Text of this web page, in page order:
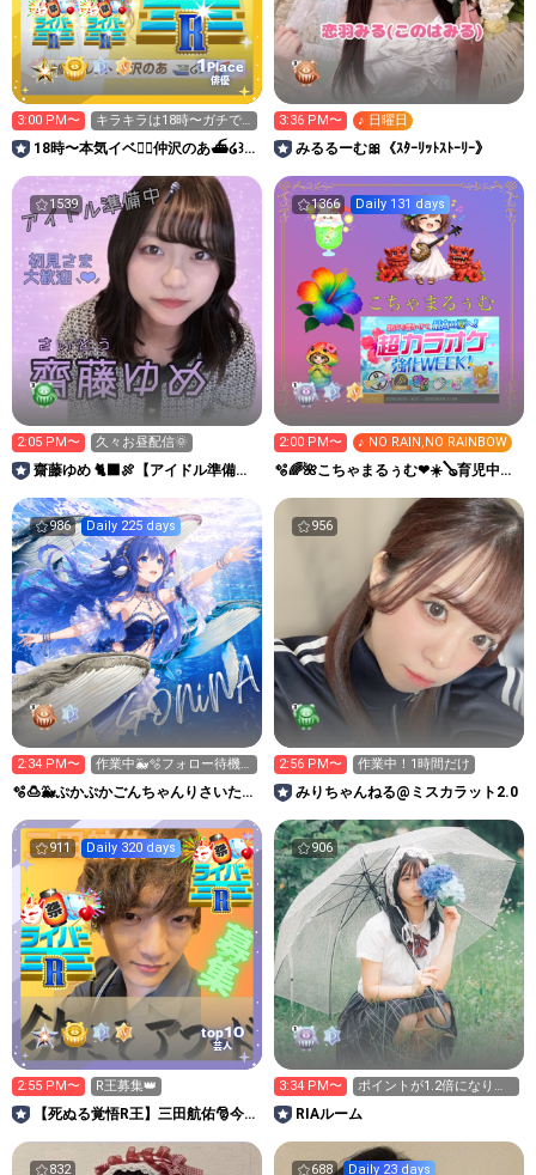
1 Place
俳優
3:00 PM〜
キラキラは18時〜ガチで
下さると嬉しいです🥹
18時〜本気イベ❤️‍🔥仲沢のあ⛴໒꒱·
3:36 PM〜 ♪ 日曜日
みるるーむ🎀《ｽﾀｰﾘｯﾄｽﾄｰﾘｰ》
1539
2:05 PM〜 久々お昼配信🌞
齋藤ゆめ 🐈‍⬛🍖【アイドル準備
1366 Daily 131 days
2:00 PM〜 ♪ NO RAIN,NO RAINBOW
🫧🌈🌺こちゃまるぅむ❤☀️🪕育児中️🪄
986 Daily 225 days
2:34 PM〜
作業中🐳🫧フォロー待機
中♡
🫧🍮🐳ぷかぷかごんちゃんりさいたる
956
2:56 PM〜 作業中！1時間だけ
みりちゃんねる@ミスカラット2.0
911 Daily 320 days
top10
芸人
2:55 PM〜 R王募集👑
【死ぬる覚悟R王】三田航佑🎅今
906
3:34 PM〜
ポイントが1.2倍になりま
RIAルーム
832 688 Daily 23 days